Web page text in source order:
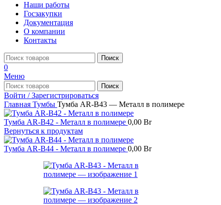
Наши работы
Госзакупки
Документация
О компании
Контакты
Поиск
0
Меню
Поиск
Войти / Зарегистрироваться
Главная Тумбы Тумба AR-B43 — Металл в полимере
Тумба AR-B42 - Металл в полимере 0,00 Br
Вернуться к продуктам
Тумба AR-B44 - Металл в полимере 0,00 Br